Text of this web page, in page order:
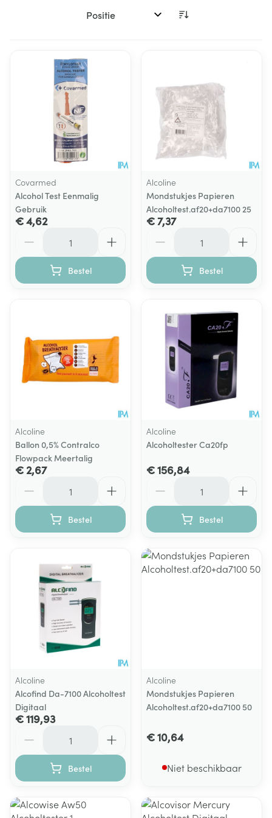
Sorteer op:
Covarmed
Alcohol Test Eenmalig
Gebruik
€ 4,62
Bestel
Alcoline
Mondstukjes Papieren
Alcoholtest.af20+da7100 25
€ 7,37
Bestel
Alcoline
Ballon 0,5% Contralco
Flowpack Meertalig
€ 2,67
Bestel
Alcoline
Alcoholtester Ca20fp
€ 156,84
Bestel
Alcoline
Alcofind Da-7100 Alcoholtest
Digitaal
€ 119,93
Bestel
Alcoline
Mondstukjes Papieren
Alcoholtest.af20+da7100 50
€ 10,64
Niet beschikbaar